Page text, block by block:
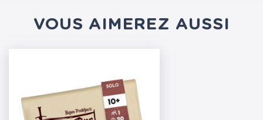
VOUS AIMEREZ AUSSI